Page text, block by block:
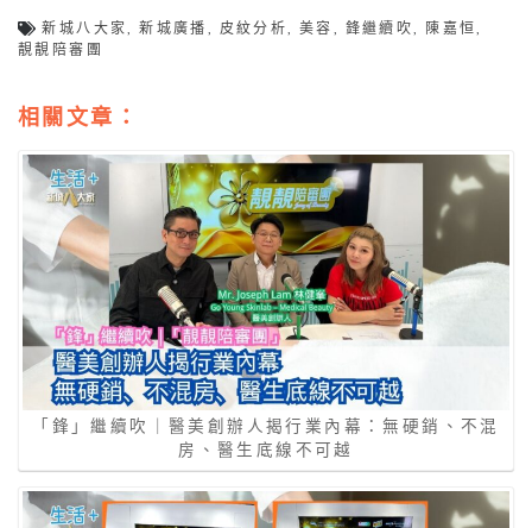
新城八大家,新城廣播 , 皮紋分析,美容 , 鋒繼續吹, 陳嘉恒,
靚靚陪審團
相關文章：
「鋒」繼續吹｜醫美創辦人揭行業內幕：無硬銷、不混
房、醫生底線不可越